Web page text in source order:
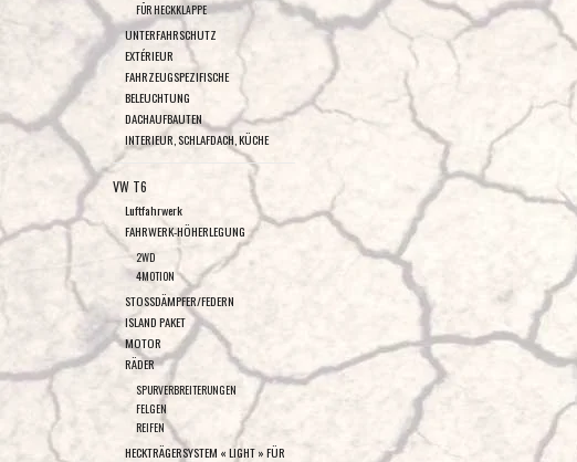
FÜR HECKKLAPPE
UNTERFAHRSCHUTZ
EXTÉRIEUR
FAHRZEUGSPEZIFISCHE
BELEUCHTUNG
DACHAUFBAUTEN
INTERIEUR, SCHLAFDACH, KÜCHE
VW T6
Luftfahrwerk
FAHRWERK-HÖHERLEGUNG
2WD
4MOTION
STOSSDÄMPFER/FEDERN
ISLAND PAKET
MOTOR
RÄDER
SPURVERBREITERUNGEN
FELGEN
REIFEN
HECKTRÄGERSYSTEM « LIGHT » FÜR